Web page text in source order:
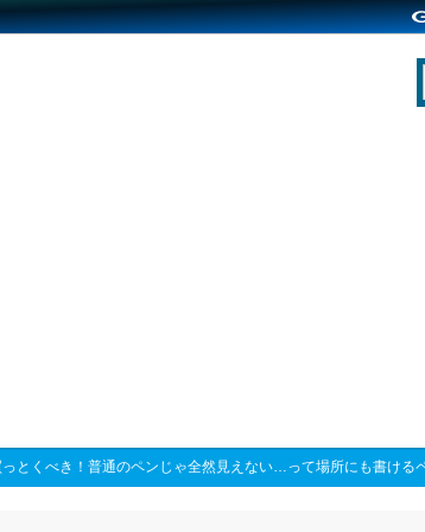
とくべき！普通のペンじゃ全然見えない…って場所にも書ける